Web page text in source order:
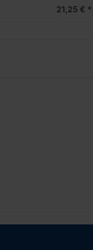
21,25 € *